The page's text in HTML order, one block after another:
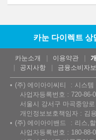
카눈 다이렉트 상
카눈소개 이용약관
공지사항
금융소비자
(주) 에이아이씨티 시스템
사업자등록번호 : 720-86-
서울시 강서구 마곡중앙
개인정보보호책임자 : 김
(주) 에이아이밴드
리스,
사업자등록번호 : 180-88-